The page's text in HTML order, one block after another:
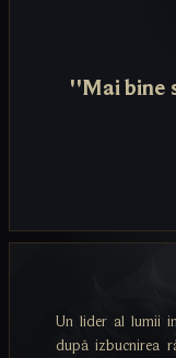
''Mai bine
Un lider al lumii
după izbucnirea